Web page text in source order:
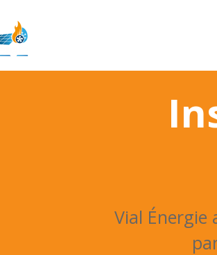
Vial Énergie